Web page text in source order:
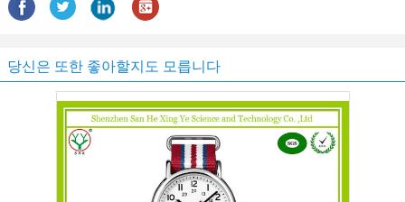
당신은 또한 좋아할지도 모릅니다